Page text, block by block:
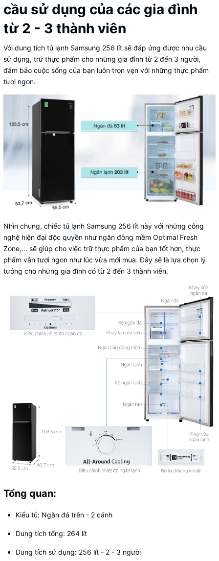
cầu sử dụng của các gia đình
từ 2 - 3 thành viên
Với dung tích tủ lạnh Samsung 256 lít sẽ đáp ứng được nhu cầu
sử dụng, trữ thực phẩm cho những gia đình từ 2 đến 3 người,
đảm bảo cuộc sống của bạn luôn trọn vẹn với những thực phẩm
tươi ngon.
Nhìn chung, chiếc tủ lạnh Samsung 256 lít này với những công
nghệ hiện đại độc quyền như ngăn đông mềm Optimal Fresh
Zone,... sẽ giúp cho việc trữ thực phẩm của bạn tốt hơn, thực
phẩm vẫn tươi ngon như lúc vừa mới mua. Đây sẽ là lựa chọn lý
tưởng cho những gia đình có từ 2 đến 3 thành viên.
Tổng quan:
Kiểu tủ: Ngăn đá trên - 2 cánh
Dung tích tổng: 264 lít
Dung tích sử dụng: 256 lít - 2 - 3 người